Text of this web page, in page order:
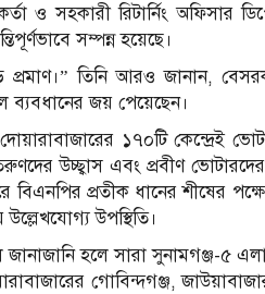
ও সহকারী রিটার্নিং অফিসার
সম্পন্ন হয়েছে।
প্রমাণ।” তিনি আরও জানান,
ব্যবধানের জয় পেয়েছেন।
১৭০টি কেন্দ্রেই
উচ্ছ্বাস এবং প্রবীণ ভোটারদের
বিএনপির প্রতীক ধানের শীষের
উপস্থিতি।
হলে সারা সুনামগঞ্জ-৫
গোবিন্দগঞ্জ,